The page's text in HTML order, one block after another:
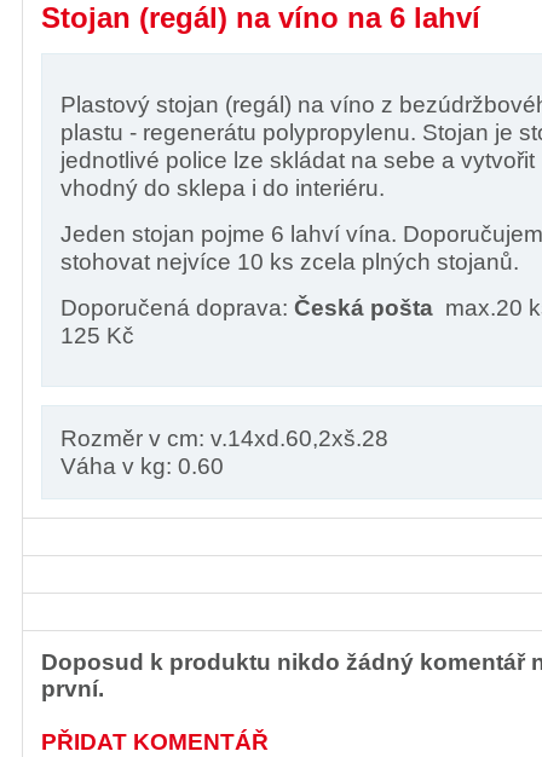
Stojan (regál) na víno na 6 lahví
Plastový stojan (regál) na víno z
plastu - regenerátu polypropylenu. Stojan je
jednotlivé police lze skládat na sebe a vytvořit
vhodný do sklepa i do interiéru.
Jeden stojan pojme 6 lahví vína.
stohovat nejvíce 10 ks zcela plných stojanů.
Doporučená doprava: Česká pošta max.20
125 Kč
Rozměr v cm: v.14xd.60,2xš.28
Váha v kg: 0.60
Doposud k produktu nikdo žádný komentář
první.
PŘIDAT KOMENTÁŘ